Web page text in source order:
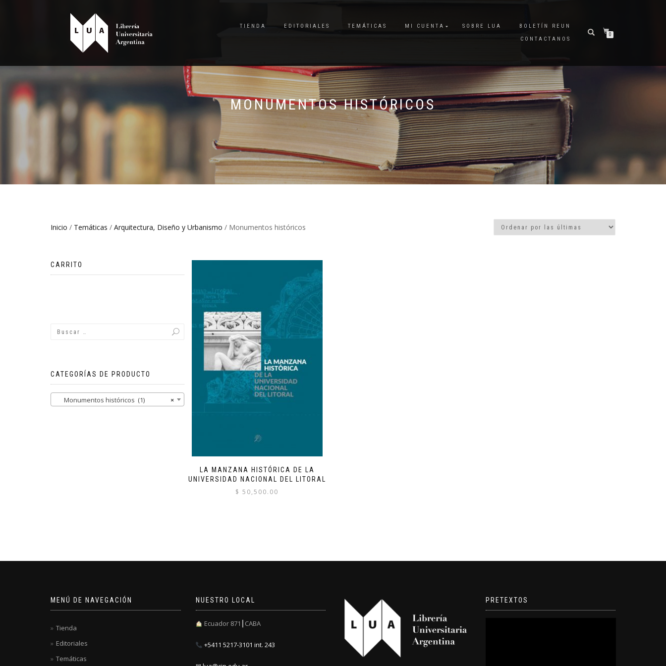
TIENDA EDITORIALES TEMÁTICAS MI CUENTA SOBRE LUA
BOLETÍN REUN
CONTACTANOS
0
MONUMENTOS HISTÓRICOS
Inicio / Temáticas / Arquitectura, Diseño y Urbanismo / Monumentos históricos
LA MANZANA HISTÓRICA DE LA
UNIVERSIDAD NACIONAL DEL LITORAL
$ 50,500.00
CARRITO
CATEGORÍAS DE PRODUCTO
×
Monumentos históricos (1)
MENÚ DE NAVEGACIÓN
Tienda
Editoriales
Temáticas
NUESTRO LOCAL
Ecuador 871┃CABA
+5411 5217-3101 int. 243
PRETEXTOS